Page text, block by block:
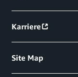
Karriere
Site Map